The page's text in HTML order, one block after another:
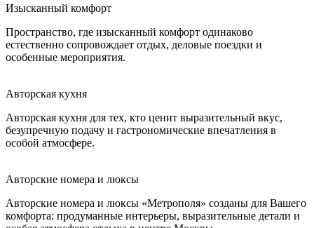
Изысканный комфорт
Пространство, где изысканный комфорт одинаково
естественно сопровождает отдых, деловые поездки и
особенные мероприятия.
Авторская кухня
Авторская кухня для тех, кто ценит выразительный вкус,
безупречную подачу и гастрономические впечатления в
особой атмосфере.
Авторские номера и люксы
Авторские номера и люксы «Метрополя» созданы для Вашего
комфорта: продуманные интерьеры, выразительные детали и